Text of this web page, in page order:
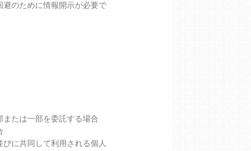
のために情報開示が必要で
たは一部を委託する場合
に共同して利用される個人